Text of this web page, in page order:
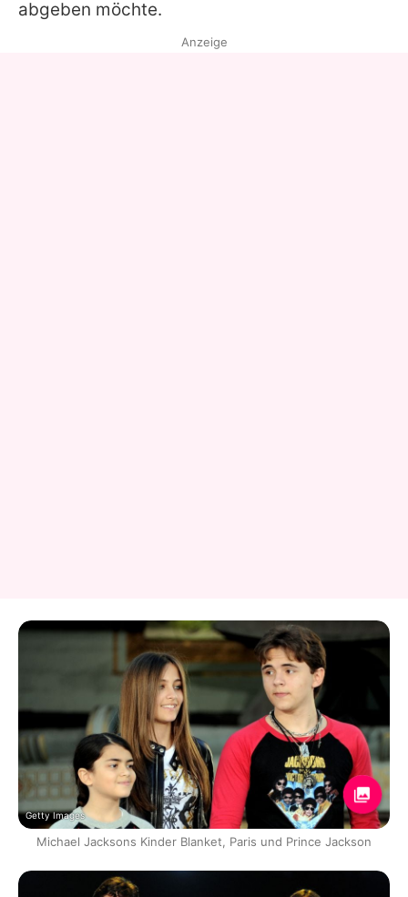
abgeben möchte.
Anzeige
Getty Images
Michael Jacksons Kinder Blanket, Paris und Prince Jackson